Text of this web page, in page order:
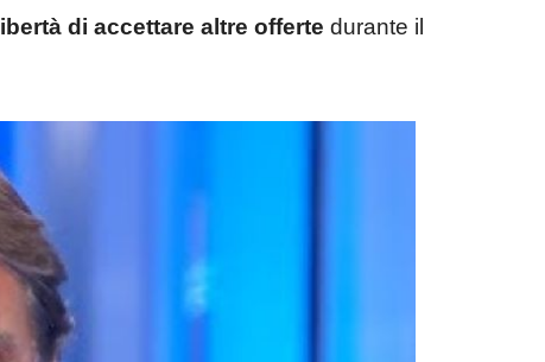
libertà di accettare altre offerte durante il